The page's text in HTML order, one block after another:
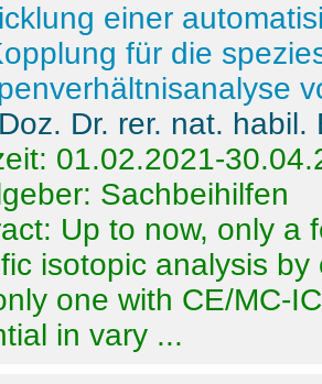
einer
für die
Dr. rer. nat.
01.02.2021-
Sachbeihilfen
Up to now, only a
isotopic analysis
one with CE/MC-
in vary ...